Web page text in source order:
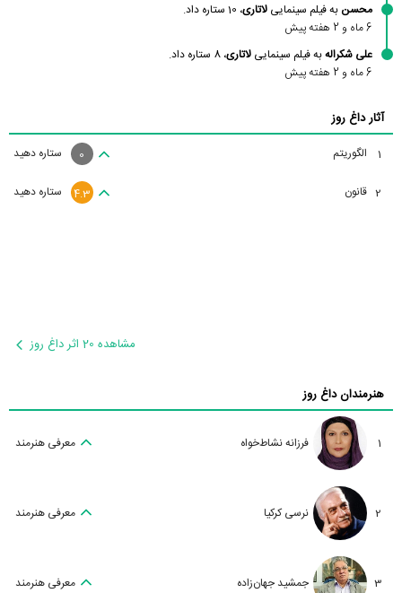
محسن به فیلم سینمایی لاتاری، 10 ستاره داد.
6 ماه و 2 هفته پیش
علی شکرالهبه فیلم سینمایی لاتاری، 8 ستاره داد.
6 ماه و 2 هفته پیش
آثار داغ روز
1 الگوریتم ستاره دهید 0
2 قانون ستاره دهید 4.3
مشاهده 20 اثر داغ روز
هنرمندان داغ روز
1 فرزانه نشاط‌خواه معرفی هنرمند
2 نرسی کرکیا معرفی هنرمند
3 جمشید جهان‌زاده معرفی هنرمند